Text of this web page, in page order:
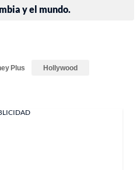
y el mundo.
Plus Hollywood